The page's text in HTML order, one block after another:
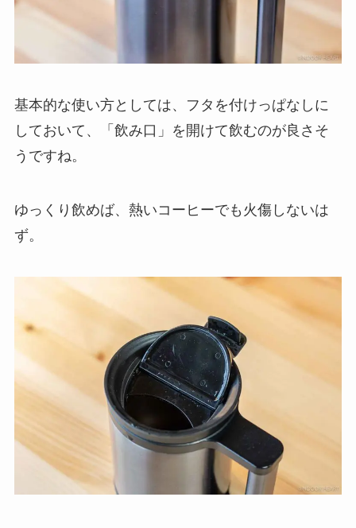
基本的な使い方としては、フタを付けっぱなしに
しておいて、「飲み口」を開けて飲むのが良さそ
うですね。
ゆっくり飲めば、熱いコーヒーでも火傷しないは
ず。